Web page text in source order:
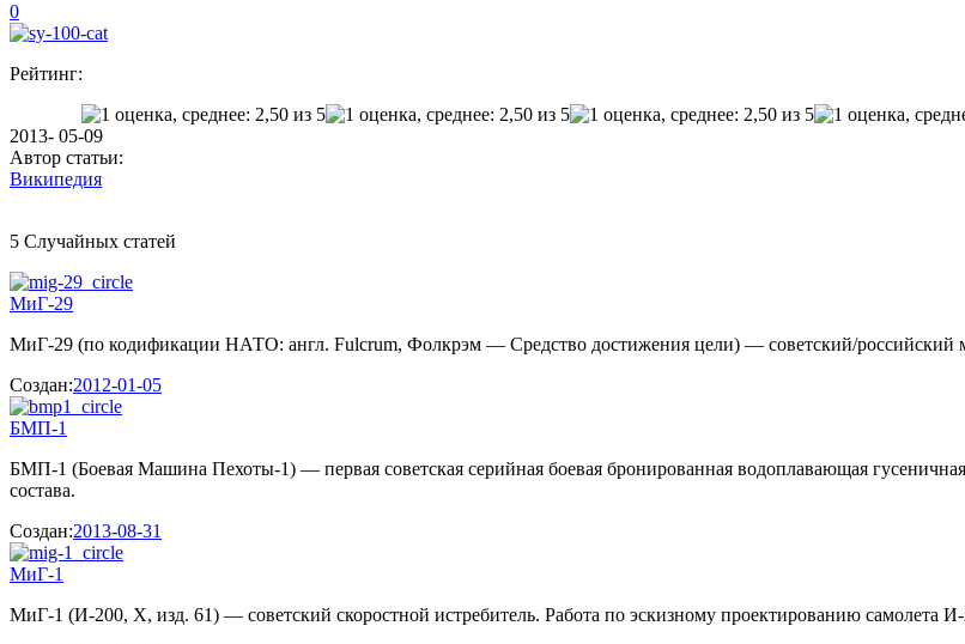
0
Рейтинг:
2013- 05-09
Автор статьи:
Википедия
5 Случайных статей
МиГ-29
МиГ-29 (по кодификации НАТО: англ. Fulcrum, Фолкрэм — Средство достижения цели) — советский/российский
Создан:2012-01-05
БМП-1
БМП-1 (Боевая Mашина Пехоты-1) — первая советская серийная боевая бронированная водоплавающая
состава.
Создан:2013-08-31
МиГ-1
МиГ-1 (И-200, X, изд. 61) — советский скоростной истребитель. Работа по эскизному проектированию самолета